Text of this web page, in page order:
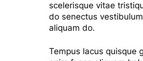
scelerisque vitae
do senectus
aliquam do.
Tempus lacus quisque